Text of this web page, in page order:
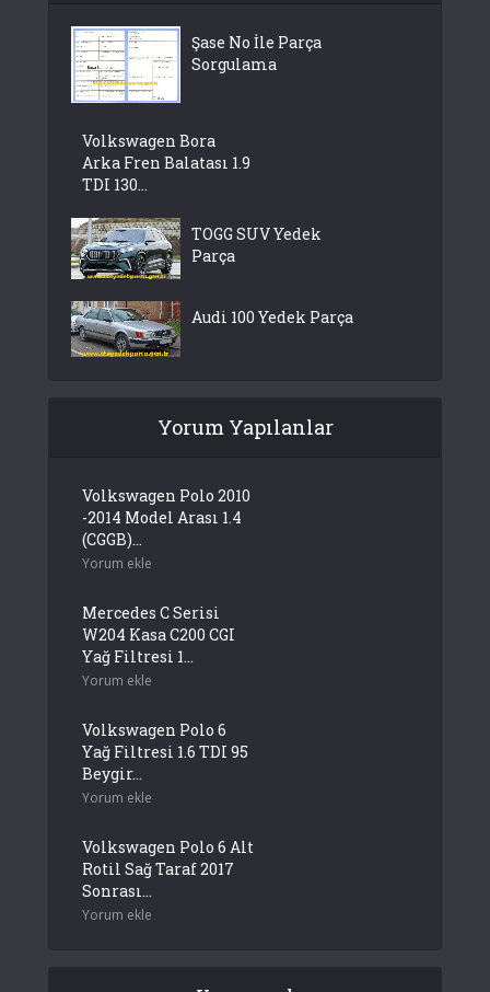
Şase No İle Parça
Sorgulama
Volkswagen Bora
Arka Fren Balatası 1.9
TDI 130...
TOGG SUV Yedek
Parça
Audi 100 Yedek Parça
Yorum Yapılanlar
Volkswagen Polo 2010
-2014 Model Arası 1.4
(CGGB)...
Yorum ekle
Mercedes C Serisi
W204 Kasa C200 CGI
Yağ Filtresi 1...
Yorum ekle
Volkswagen Polo 6
Yağ Filtresi 1.6 TDI 95
Beygir...
Yorum ekle
Volkswagen Polo 6 Alt
Rotil Sağ Taraf 2017
Sonrası...
Yorum ekle